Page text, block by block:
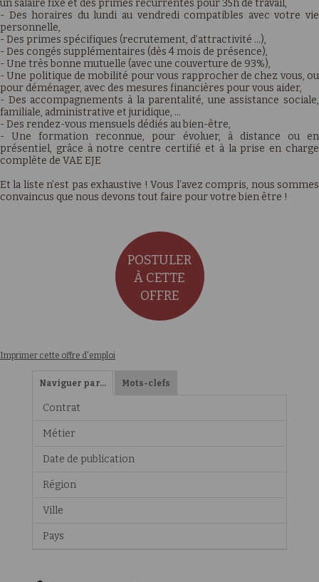
un salaire fixe et des primes récurrentes pour 35h de travail,
- Des horaires du lundi au vendredi compatibles avec votre vie
personnelle,
- Des primes spécifiques (recrutement, d’attractivité …),
- Des congés supplémentaires (dès 4 mois de présence),
- Une très bonne mutuelle (avec une couverture de 93%),
- Une politique de mobilité pour vous rapprocher de chez vous, ou
pour déménager, avec des mesures financières pour vous aider,
- Des accompagnements à la parentalité, une assistance sociale,
familiale, administrative et juridique, …
- Des rendez-vous mensuels dédiés au bien-être,
- Une formation reconnue, pour évoluer, à distance ou en
présentiel, grâce à notre centre certifié et à la prise en charge
complète de VAE EJE
Et la liste n’est pas exhaustive ! Vous l’avez compris, nous sommes
convaincus que nous devons tout faire pour votre bien être !
POSTULER
À CETTE
OFFRE
Imprimer cette offre d'emploi
Naviguer par… Mots-clefs
Contrat
Métier
Date de publication
Région
Ville
Pays